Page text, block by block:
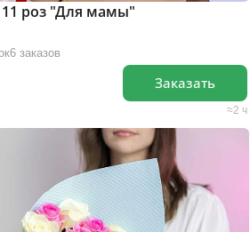
6 заказов
11 роз "Для мамы"
2 ч
Заказать